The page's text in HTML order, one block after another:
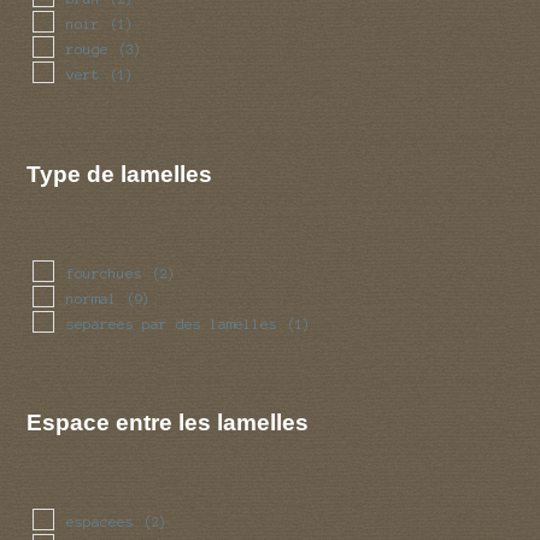
noir (1)
rouge (3)
vert (1)
Type de lamelles
fourchues (2)
normal (9)
separees par des lamelles (1)
Espace entre les lamelles
espacees (2)